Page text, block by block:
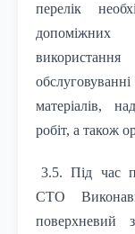
перелік
допоміжних
матеріалів,
робіт, а також
3.5. Під час
СТО
поверхневий